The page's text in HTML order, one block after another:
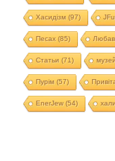
Хасидізм (97)
Песах(85)
Статьи (71)
Пурім (57)
EnerJew(54)